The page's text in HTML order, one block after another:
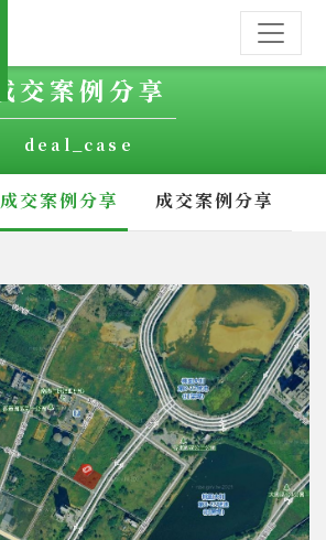
成交案例分享
deal_case
成交案例分享 成交案例分享